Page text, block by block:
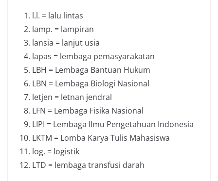
l.l. = lalu lintas
lamp. = lampiran
lansia = lanjut usia
lapas = lembaga pemasyarakatan
LBH = Lembaga Bantuan Hukum
LBN = Lembaga Biologi Nasional
letjen = letnan jendral
LFN = Lembaga Fisika Nasional
LIPI = Lembaga Ilmu Pengetahuan Indonesia
LKTM = Lomba Karya Tulis Mahasiswa
log. = logistik
LTD = lembaga transfusi darah